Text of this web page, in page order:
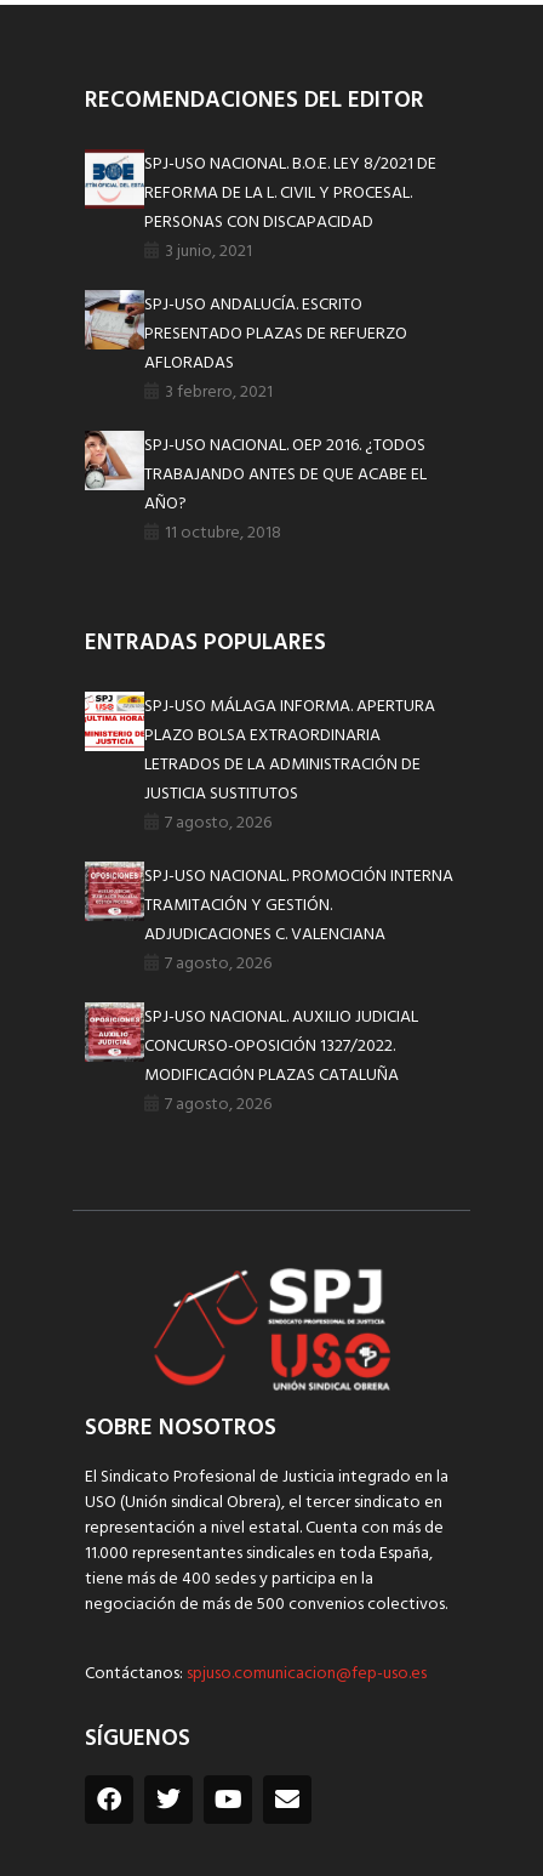
RECOMENDACIONES DEL EDITOR
SPJ-USO NACIONAL. B.O.E. LEY 8/2021 DE
REFORMA DE LA L. CIVIL Y PROCESAL.
PERSONAS CON DISCAPACIDAD
3 junio, 2021
SPJ-USO ANDALUCÍA. ESCRITO
PRESENTADO PLAZAS DE REFUERZO
AFLORADAS
3 febrero, 2021
SPJ-USO NACIONAL. OEP 2016. ¿TODOS
TRABAJANDO ANTES DE QUE ACABE EL
AÑO?
11 octubre, 2018
ENTRADAS POPULARES
SPJ-USO MÁLAGA INFORMA. APERTURA
PLAZO BOLSA EXTRAORDINARIA
LETRADOS DE LA ADMINISTRACIÓN DE
JUSTICIA SUSTITUTOS
7 agosto, 2026
SPJ-USO NACIONAL. PROMOCIÓN INTERNA
TRAMITACIÓN Y GESTIÓN.
ADJUDICACIONES C. VALENCIANA
7 agosto, 2026
SPJ-USO NACIONAL. AUXILIO JUDICIAL
CONCURSO-OPOSICIÓN 1327/2022.
MODIFICACIÓN PLAZAS CATALUÑA
7 agosto, 2026
SOBRE NOSOTROS
El Sindicato Profesional de Justicia integrado en la
USO (Unión sindical Obrera), el tercer sindicato en
representación a nivel estatal. Cuenta con más de
11.000 representantes sindicales en toda España,
tiene más de 400 sedes y participa en la
negociación de más de 500 convenios colectivos.
Contáctanos: spjuso.comunicacion@fep-uso.es
SÍGUENOS